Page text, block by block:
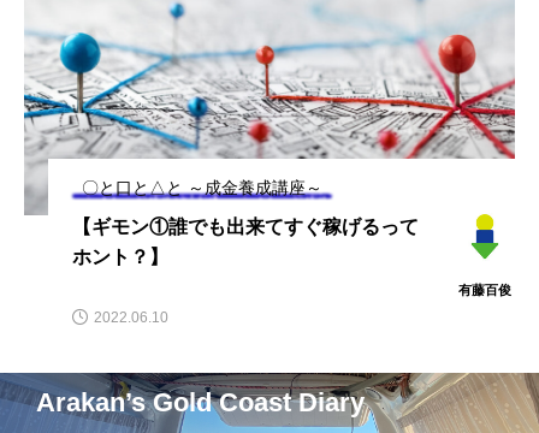
〇と口と△と ～成金養成講座～
【ギモン①誰でも出来てすぐ稼げるって
ホント？】
有藤百俊
2022.06.10
Arakan’s Gold Coast Diary